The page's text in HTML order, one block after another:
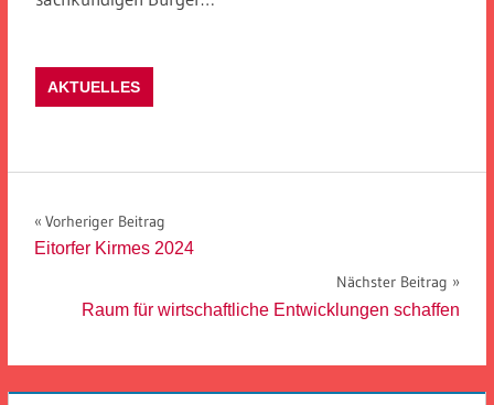
AKTUELLES
Beitragsnavigation
Vorheriger Beitrag
Eitorfer Kirmes 2024
Nächster Beitrag
Raum für wirtschaftliche Entwicklungen schaffen